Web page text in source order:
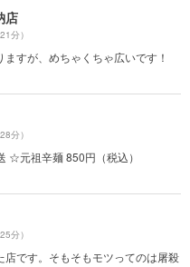
店
分）
すが、めちゃくちゃ広いです！
分）
☆元祖辛麺 850円（税込）
分）
店です。そもそもモツってのは屠殺